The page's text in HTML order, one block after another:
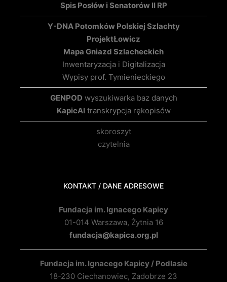
Spis Posłów i Senatorów II RP
Y-DNA Potomków Polskiej Szlachty
ProjektŁowicz
Mapa Gniazd Szlacheckich
Inwentaryzacja i Digitalizacja
Wypisy prof. Tymienieckiego
GENPOD wyszukiwarka baz danych
KapicAItranskrypcja rękopisów
skoroszyt
czytelnia
KONTAKT / DANE ADRESOWE
Fundacja im. Ignacego Kapicy
01-014 Warszawa, Żytnia 16
fundacja@kapica.org.pl
Fundacja im. Ignacego Kapicy / Podlasie
18-230 Ciechanowiec, Zadobrze 23